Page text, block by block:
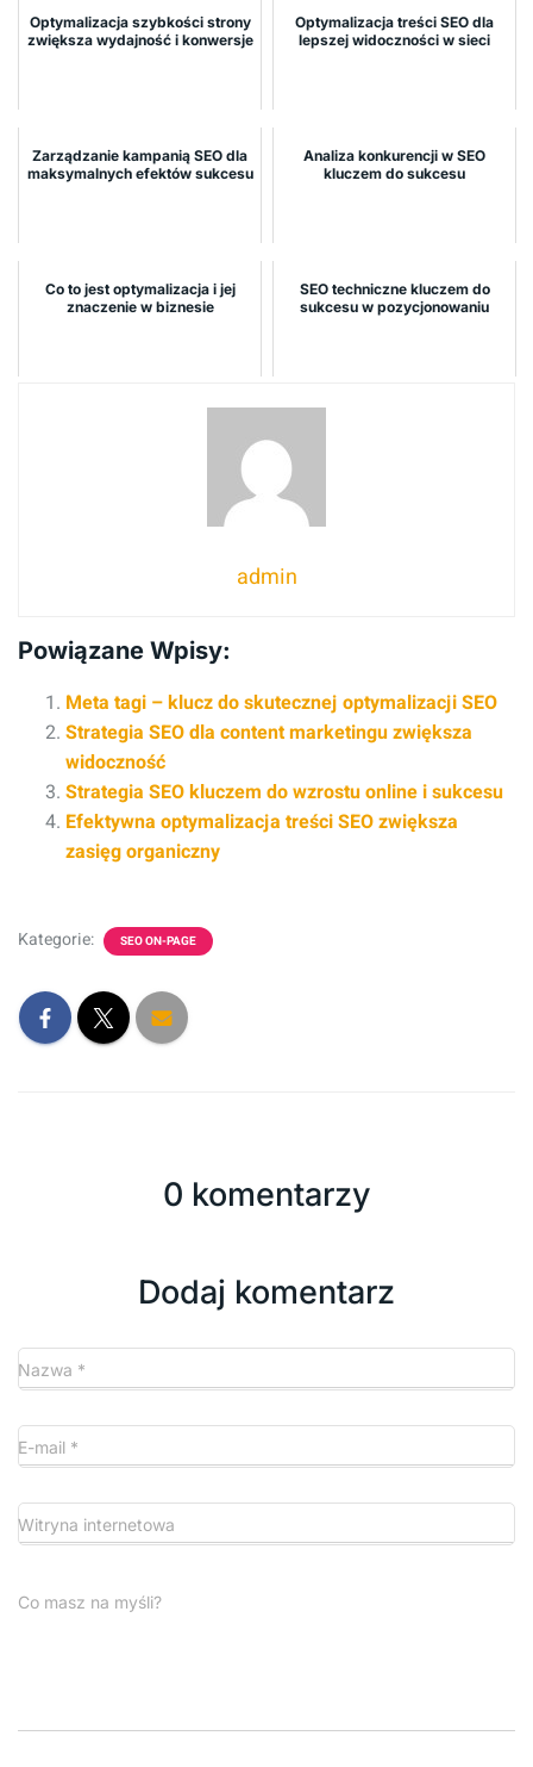
Optymalizacja szybkości strony
zwiększa wydajność i konwersje
Optymalizacja treści SEO dla
lepszej widoczności w sieci
Zarządzanie kampanią SEO dla
maksymalnych efektów sukcesu
Analiza konkurencji w SEO
kluczem do sukcesu
Co to jest optymalizacja i jej
znaczenie w biznesie
SEO techniczne kluczem do
sukcesu w pozycjonowaniu
admin
Powiązane Wpisy:
Meta tagi – klucz do skutecznej optymalizacji SEO
Strategia SEO dla content marketingu zwiększa
widoczność
Strategia SEO kluczem do wzrostu online i sukcesu
Efektywna optymalizacja treści SEO zwiększa
zasięg organiczny
Kategorie: SEO ON-PAGE
0 komentarzy
Dodaj komentarz
Nazwa *
E-mail *
Witryna internetowa
Co masz na myśli?